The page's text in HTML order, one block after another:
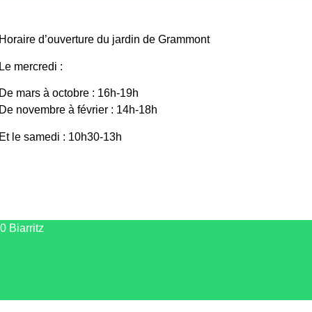
Horaire d’ouverture du jardin de Grammont
Le mercredi :
De mars à octobre : 16h-19h
De novembre à février : 14h-18h
Et le samedi : 10h30-13h
Biarritz